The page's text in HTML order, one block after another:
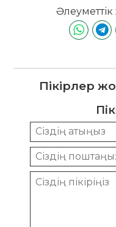
Әлеуметтік
Пікірлер